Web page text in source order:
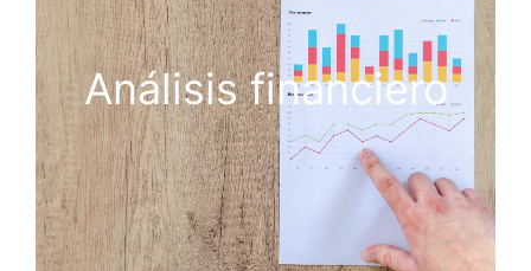
Análisis financiero